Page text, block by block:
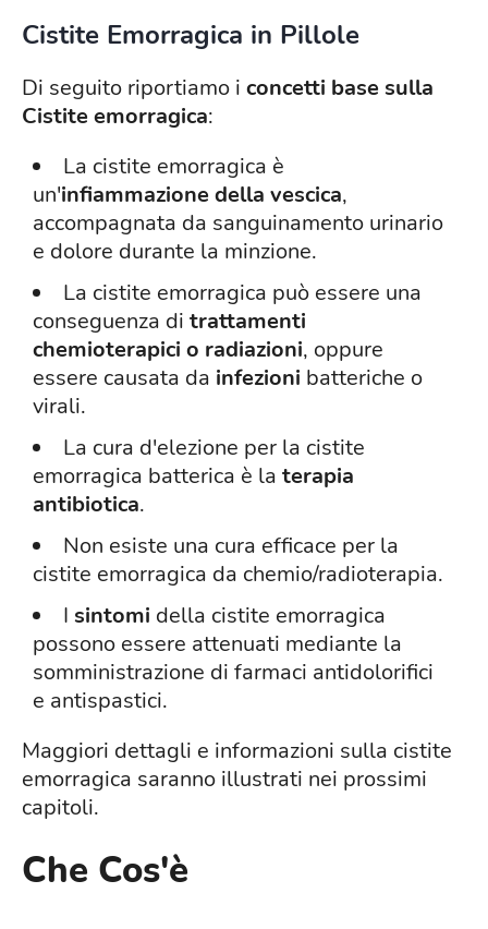
Cistite Emorragica in Pillole
Di seguito riportiamo i concetti base sulla
Cistiteemorragica:
La cistite emorragica è
un'infiammazione della vescica,
accompagnata da sanguinamento urinario
e dolore durante la minzione.
La cistite emorragica può essere una
conseguenza di trattamenti
chemioterapici o radiazioni, oppure
essere causata da infezioni batteriche o
virali.
La cura d'elezione per la cistite
emorragica batterica è la terapia
antibiotica.
Non esiste una cura efficace per la
cistite emorragica da chemio/radioterapia.
I sintomi della cistite emorragica
possono essere attenuati mediante la
somministrazione di farmaci antidolorifici
e antispastici.
Maggiori dettagli e informazioni sulla cistite
emorragica saranno illustrati nei prossimi
capitoli.
Che Cos'è